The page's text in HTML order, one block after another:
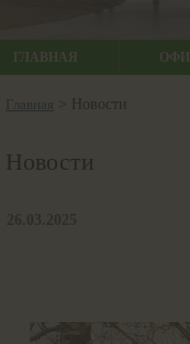
ГЛАВНАЯ
Главная > Новости
Новости